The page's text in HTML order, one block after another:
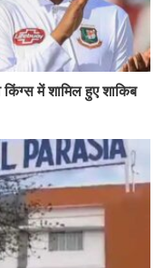
में शामिल हुए शाकिब